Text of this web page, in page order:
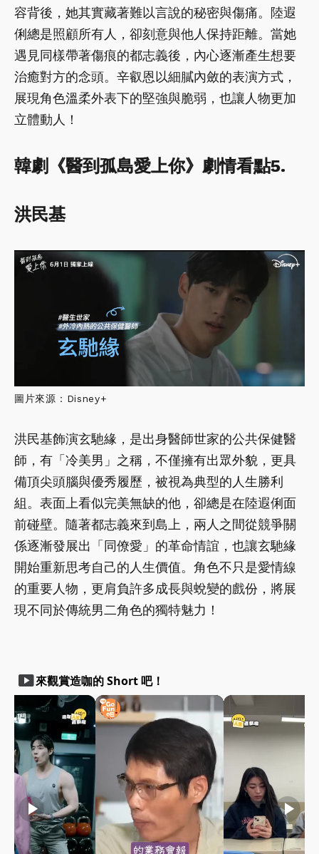
容背後，她其實藏著難以言說的秘密與傷痛。陸遐
俐總是照顧所有人，卻刻意與他人保持距離。當她
遇見同樣帶著傷痕的都志義後，內心逐漸產生想要
治癒對方的念頭。辛叡恩以細膩內斂的表演方式，
展現角色溫柔外表下的堅強與脆弱，也讓人物更加
立體動人！
韓劇《醫到孤島愛上你》劇情看點5.
洪民基
圖片來源：Disney+
洪民基飾演玄馳緣，是出身醫師世家的公共保健醫
師，有「冷美男」之稱，不僅擁有出眾外貌，更具
備頂尖頭腦與優秀履歷，被視為典型的人生勝利
組。表面上看似完美無缺的他，卻總是在陸遐俐面
前碰壁。隨著都志義來到島上，兩人之間從競爭關
係逐漸發展出「同僚愛」的革命情誼，也讓玄馳緣
開始重新思考自己的人生價值。角色不只是愛情線
的重要人物，更肩負許多成長與蛻變的戲份，將展
現不同於傳統男二角色的獨特魅力！
smart_display來觀賞造咖的 Short 吧！
play_arrow play_arrow play_arrow